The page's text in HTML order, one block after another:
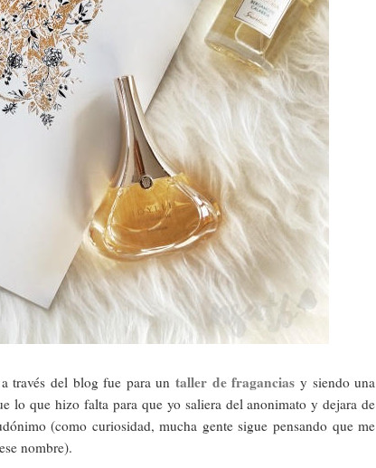
través del blog fue para untaller de fragancias y siendo una
lo que hizo falta para que yo saliera del anonimato y dejara de
(como curiosidad, mucha gente sigue pensando que me
nombre).